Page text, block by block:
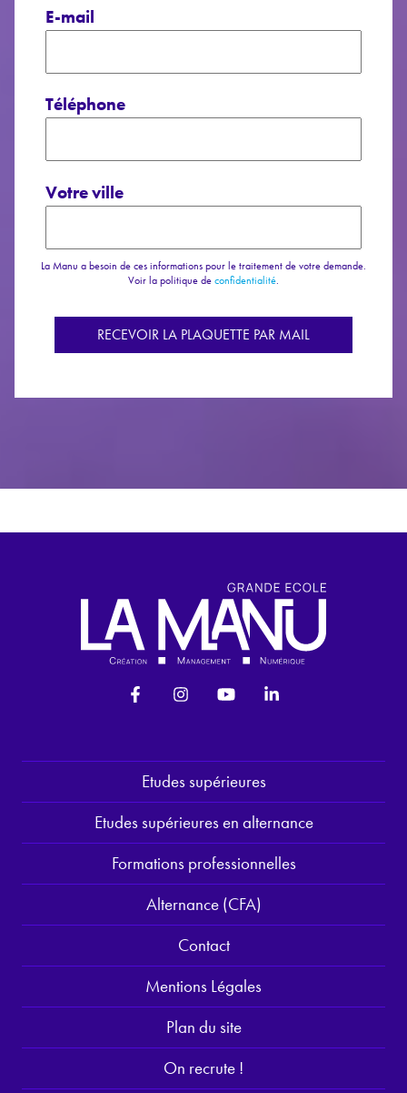
E-mail
Téléphone
Votre ville
La Manu a besoin de ces informations pour le traitement de votre demande.
Voir la politique deconfidentialité.
Etudes supérieures
Etudes supérieures en alternance
Formations professionnelles
Alternance (CFA)
Contact
Mentions Légales
Plan du site
On recrute !